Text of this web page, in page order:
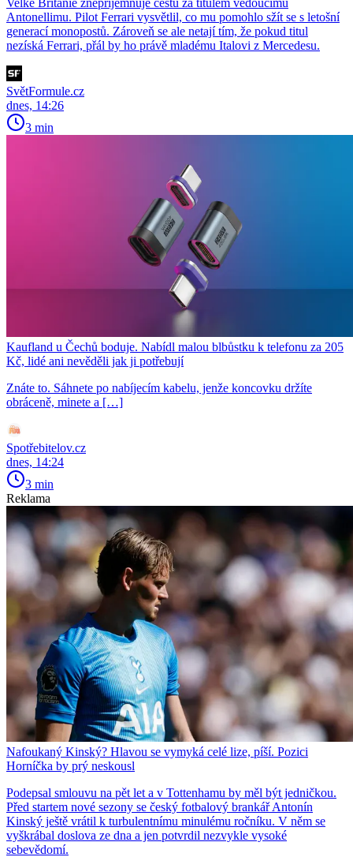
Antonellimu. Pilot Ferrari vysvětlil, co mu pomohlo sžít se s letošní
generací monopostů. Zároveň se ale netají tím, že pokud titul
nezíská Ferrari, přál by ho právě mladému Italovi z Mercedesu.
SvětFormule.cz
dnes, 14:26
3 min
Kaufland u Čechů boduje. Nabídl malou blbůstku k telefonu za 205
Kč, lidé ani nevěděli jak ji potřebují
Znáte to. Sáhnete po nabíjecím kabelu, jenže koncovku držíte
obráceně, minete a […]
Spotřebitelov.cz
dnes, 14:24
3 min
Reklama
Nafoukaný Kinský? Hlavou se vymyká celé lize, píší. Pozici
Horníčka by prý neskousl
Podepsal smlouvu na pět let a v Tottenhamu by měl být jedničkou.
Před startem nové sezony se český fotbalový brankář Antonín
Kinský ještě vrátil k turbulentnímu minulému ročníku. V něm se
vyškrábal doslova ze dna a jen potvrdil nezvykle vysoké
sebevědomí.